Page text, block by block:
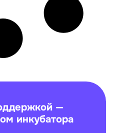
—
инкубатора